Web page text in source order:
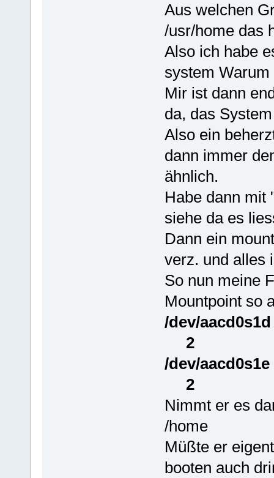
Aus welchen
/usr/home das
Also ich habe
system Warum
Mir ist dann
da, das
Also ein
dann immer
ähnlich.
Habe dann mit
siehe da es
Dann ein
verz. und alles
So nun meine
Mountpoint so
/dev/
2
/dev/
2
Nimmt er es
/home
Müßte er
booten auch